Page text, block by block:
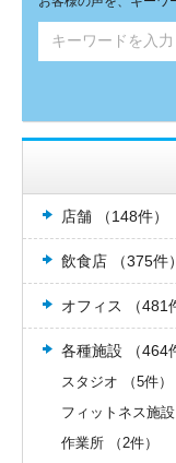
店舗 （148件）
飲食店 （375件）
オフィス （481
各種施設 （464
スタジオ （5件）
フィットネス施設
作業所 （2件）